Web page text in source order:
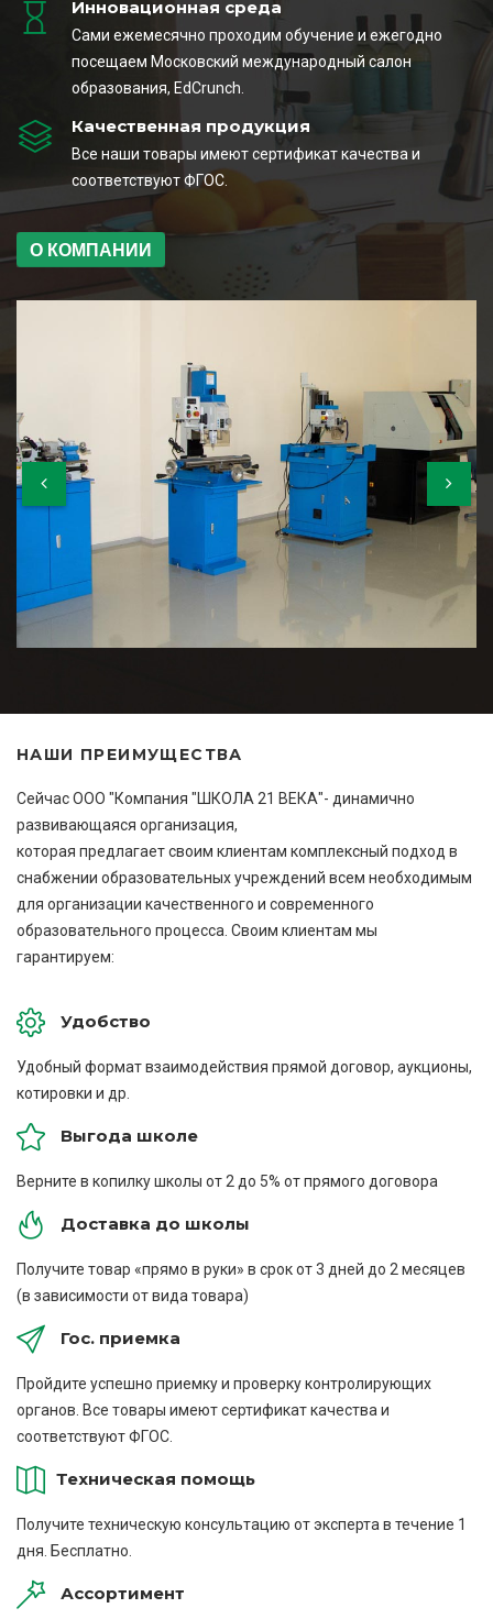
Инновационная среда
Сами ежемесячно проходим обучение и ежегодно
посещаем Московский международный салон
образования, EdCrunch.
Качественная продукция
Все наши товары имеют сертификат качества и
соответствуют ФГОС.
О КОМПАНИИ
НАШИ ПРЕИМУЩЕСТВА
Сейчас ООО "Компания "ШКОЛА 21 ВЕКА"- динамично
развивающаяся организация,
которая предлагает своим клиентам комплексный подход в
снабжении образовательных учреждений всем необходимым
для организации качественного и современного
образовательного процесса. Своим клиентам мы
гарантируем:
Удобство
Удобный формат взаимодействия прямой договор, аукционы,
котировки и др.
Выгода школе
Верните в копилку школы от 2 до 5% от прямого договора
Доставка до школы
Получите товар «прямо в руки» в срок от 3 дней до 2 месяцев
(в зависимости от вида товара)
Гос. приемка
Пройдите успешно приемку и проверку контролирующих
органов. Все товары имеют сертификат качества и
соответствуют ФГОС.
Техническая помощь
Получите техническую консультацию от эксперта в течение 1
дня. Бесплатно.
Ассортимент